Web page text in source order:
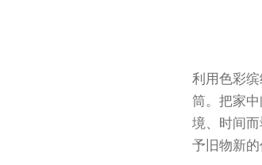
利用色彩
筒。把家
境、时间
予旧物新的